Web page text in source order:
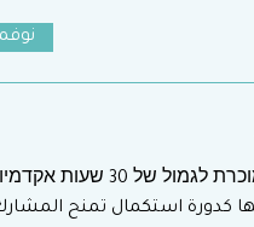
نوفمبر
פתיחת ההשתלמות ב-2/12/20